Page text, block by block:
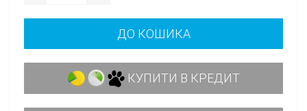
ДО КОШИКА
КУПИТИ В КРЕДИТ